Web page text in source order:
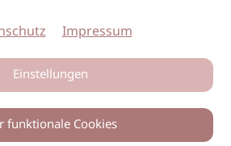
Impressum
Einstellungen
funktionale Cookies